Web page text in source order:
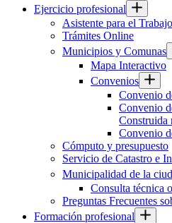
Ejercicio profesional
Asistente para el
Trámites Online
Municipios y Comunas
Mapa Interactivo
Convenios
Convenio
Convenio
Construida
Convenio
Cómputo y presupuesto
Servicio de Catastro e
Municipalidad de la
Consulta técnica
Preguntas Frecuentes
Formación profesional